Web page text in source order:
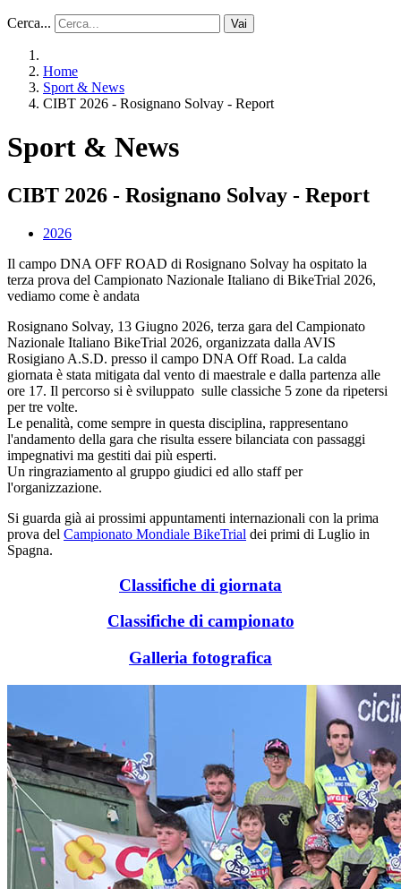
Cerca... Vai
Home
Sport & News
CIBT 2026 - Rosignano Solvay - Report
Sport & News
CIBT 2026 - Rosignano Solvay - Report
2026
Il campo DNA OFF ROAD di Rosignano Solvay ha ospitato la
terza prova del Campionato Nazionale Italiano di BikeTrial 2026,
vediamo come è andata
Rosignano Solvay, 13 Giugno 2026, terza gara del Campionato
Nazionale Italiano BikeTrial 2026, organizzata dalla AVIS
Rosigiano A.S.D. presso il campo DNA Off Road. La calda
giornata è stata mitigata dal vento di maestrale e dalla partenza alle
ore 17. Il percorso si è sviluppato sulle classiche 5 zone da ripetersi
per tre volte.
Le penalità, come sempre in questa disciplina, rappresentano
l'andamento della gara che risulta essere bilanciata con passaggi
impegnativi ma gestiti dai più esperti.
Un ringraziamento al gruppo giudici ed allo staff per
l'organizzazione.
Si guarda già ai prossimi appuntamenti internazionali con la prima
prova del Campionato Mondiale BikeTrial dei primi di Luglio in
Spagna.
Classifiche di giornata
Classifiche di campionato
Galleria fotografica